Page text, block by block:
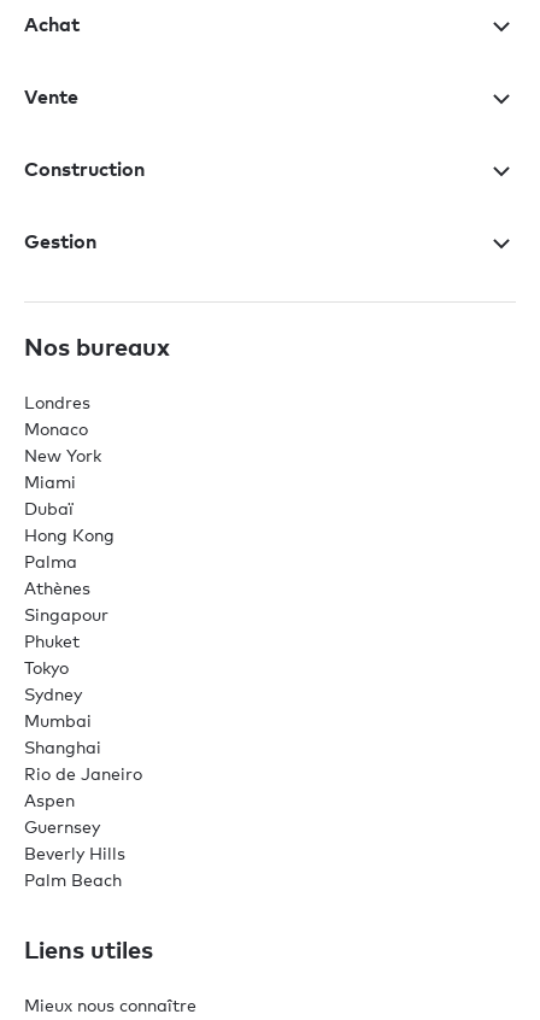
Achat
Vente
Construction
Gestion
Nos bureaux
Londres
Monaco
New York
Miami
Dubaï
Hong Kong
Palma
Athènes
Singapour
Phuket
Tokyo
Sydney
Mumbai
Shanghai
Rio de Janeiro
Aspen
Guernsey
Beverly Hills
Palm Beach
Liens utiles
Mieux nous connaître